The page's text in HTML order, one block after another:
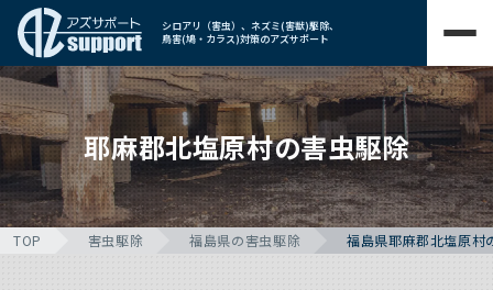
シロアリ（害虫）、ネズミ(害獣)駆除、
鳥害(鳩・カラス)対策のアズサポート
耶麻郡北塩原村の害虫駆除
TOP 害虫駆除 福島県の害虫駆除 福島県耶麻郡北塩原村